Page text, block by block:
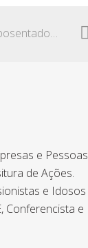
Reforma previdenciária e aposentadoria integral
e Pessoas
de Ações.
e Idosos
Conferencista e